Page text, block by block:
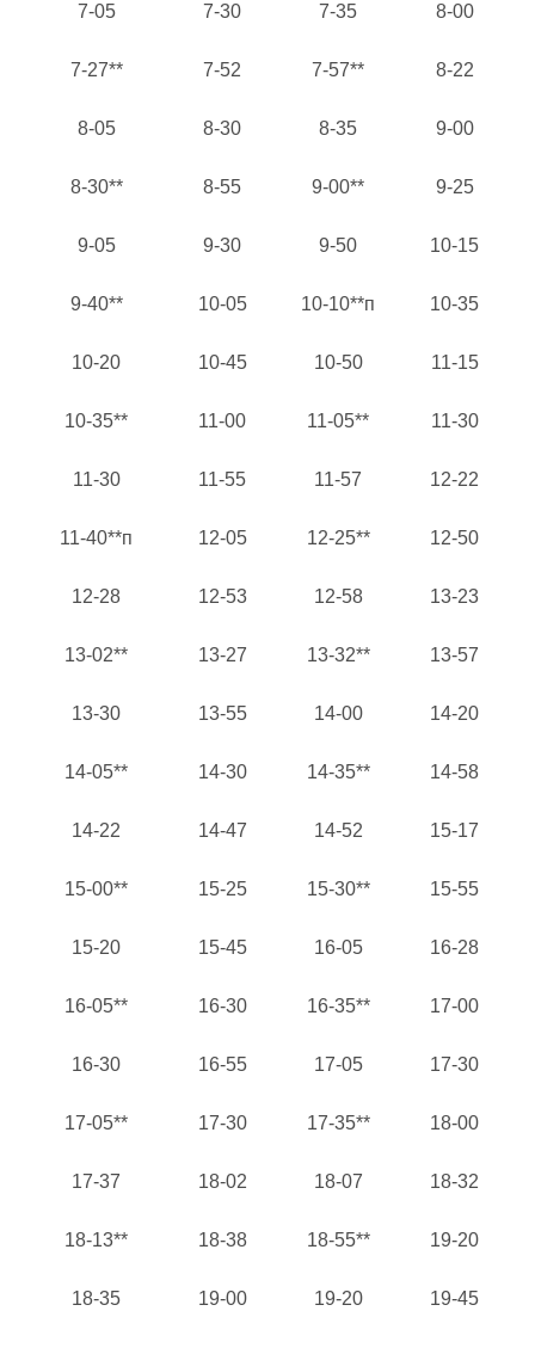
7-05 7-30 7-35 8-00
7-27** 7-52 7-57** 8-22
8-05 8-30 8-35 9-00
8-30** 8-55 9-00** 9-25
9-05 9-30 9-50 10-15
9-40** 10-05 10-10**п 10-35
10-20 10-45 10-50 11-15
10-35** 11-00 11-05** 11-30
11-30 11-55 11-57 12-22
11-40**п 12-05 12-25** 12-50
12-28 12-53 12-58 13-23
13-02** 13-27 13-32** 13-57
13-30 13-55 14-00 14-20
14-05** 14-30 14-35** 14-58
14-22 14-47 14-52 15-17
15-00** 15-25 15-30** 15-55
15-20 15-45 16-05 16-28
16-05** 16-30 16-35** 17-00
16-30 16-55 17-05 17-30
17-05** 17-30 17-35** 18-00
17-37 18-02 18-07 18-32
18-13** 18-38 18-55** 19-20
18-35 19-00 19-20 19-45